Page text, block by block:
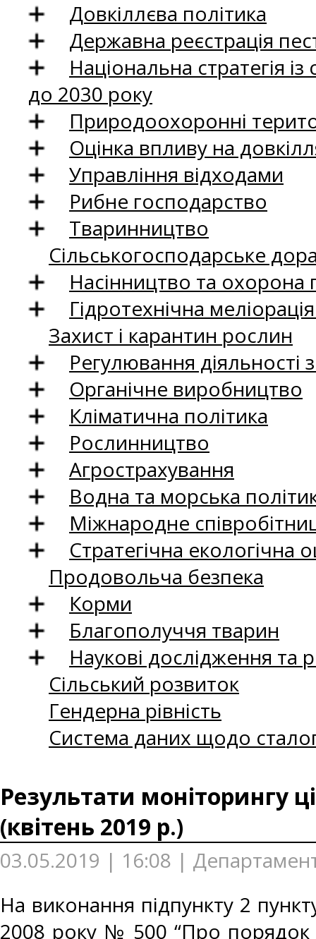
Довкіллєва політика
Державна реєстрація
Національна стратегія
до 2030 року
Природоохоронні
Оцінка впливу на
Управління відходами
Рибне господарство
Тваринництво
Сільськогосподарське
Насінництво та
Гідротехнічна
Захист і карантин рослин
Регулювання
Органічне виробництво
Кліматична політика
Рослинництво
Агрострахування
Водна та морська
Міжнародне
Стратегічна екологічна
Продовольча безпека
Корми
Благополуччя тварин
Наукові дослідження та
Сільський розвиток
Гендерна рівність
Система даних щодо
Результати моніторингу
(квітень 2019 р.)
03.05.2019 | 16:08 |
На виконання підпункту 2
2008 року № 500 “Про порядок